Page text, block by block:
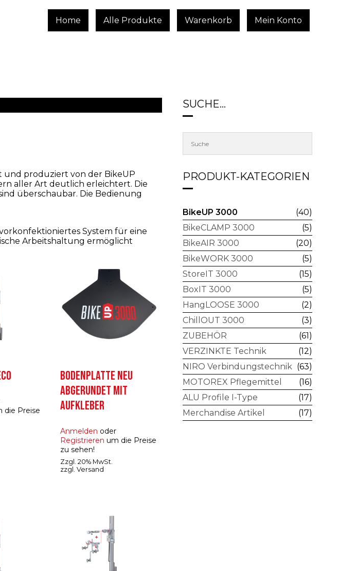
Home Alle Produkte Warenkorb Mein Konto
und produziert von der BikeUP
aller Art deutlich erleichtert. Die
überschaubar. Die Bedienung
System für eine
Arbeitshaltung ermöglicht
die Preise
BODENPLATTE NEU
ABGERUNDET MIT
AUFKLEBER
Anmelden oder
Registrieren um die Preise
zu sehen!
Zzgl. 20% MwSt.
zzgl.Versand
SUCHE…
PRODUKT-KATEGORIEN
BikeUP 3000
(40)
BikeCLAMP 3000
(5)
BikeAIR 3000
(20)
BikeWORK 3000
(5)
StoreIT 3000
(15)
BoxIT 3000
(5)
HangLOOSE 3000
(2)
ChillOUT 3000
(3)
ZUBEHÖR
(61)
VERZINKTE Technik
(12)
NIRO Verbindungstechnik (63)
MOTOREX Pflegemittel
(16)
ALU Profile I-Type
(17)
Merchandise Artikel
(17)